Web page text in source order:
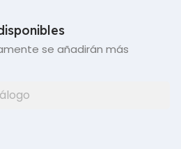
se añadirán más